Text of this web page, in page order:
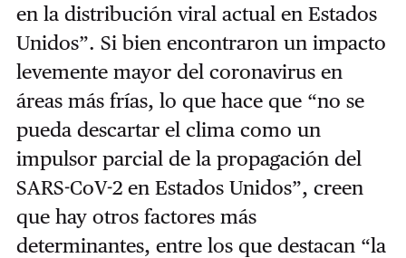
en la distribución viral actual en Estados
Unidos”. Si bien encontraron un impacto
levemente mayor del coronavirus en
áreas más frías, lo que hace que “no se
pueda descartar el clima como un
impulsor parcial de la propagación del
SARS-CoV-2 en Estados Unidos”, creen
que hay otros factores más
determinantes, entre los que destacan “la